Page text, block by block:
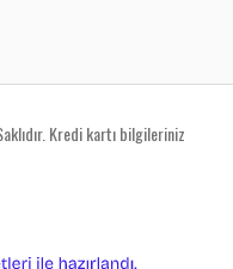
Kredi kartı bilgileriniz
e-